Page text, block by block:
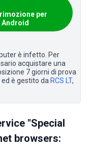
per
è infetto. Per
acquistare una
7 giorni di prova
è gestito da RCS LT,
"Special
browsers: